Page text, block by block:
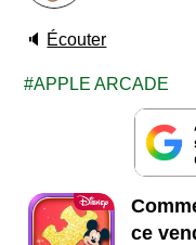
🔈 Écouter
APPLE ARCADE
ce